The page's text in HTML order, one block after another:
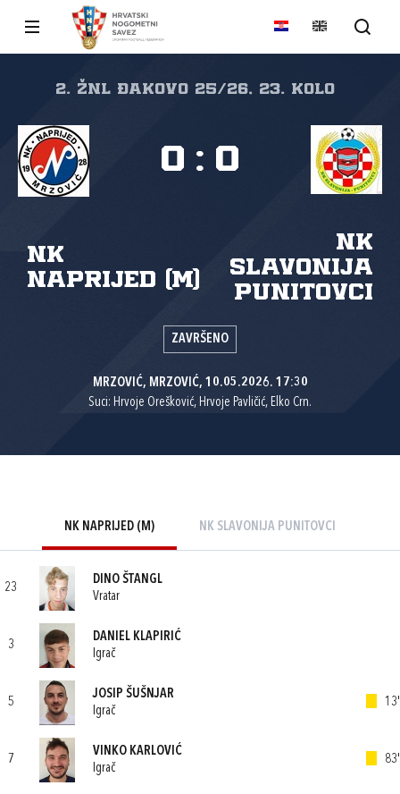
2. ŽNL Đakovo 25/26, 23. kolo
NK
Naprijed (M)
NK
Slavonija
Punitovci
0 : 0
ZAVRŠENO
MRZOVIĆ, MRZOVIĆ, 10.05.2026. 17:30
Suci: Hrvoje Orešković, Hrvoje Pavličić, Elko Crn.
NK NAPRIJED (M) NK SLAVONIJA PUNITOVCI
23
DINO ŠTANGL
Vratar
3
DANIEL KLAPIRIĆ
Igrač
5
JOSIP ŠUŠNJAR
Igrač
13'
7
VINKO KARLOVIĆ
Igrač
83'